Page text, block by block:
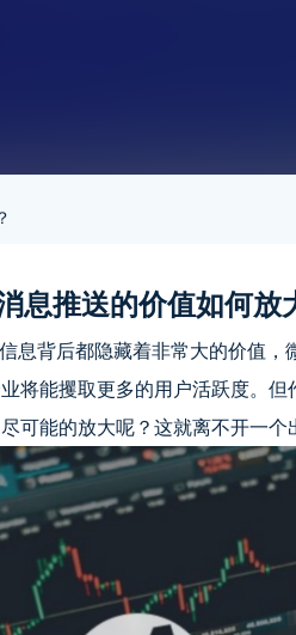
息推送的价值如何放
背后都隐藏着非常大的价值，
将能攫取更多的用户活跃度。但
可能的放大呢？这就离不开一个